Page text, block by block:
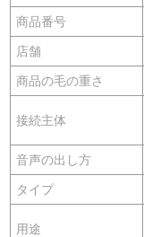
商品番号
店舗
商品の毛の重さ
接続主体
音声の出し方
タイプ
用途